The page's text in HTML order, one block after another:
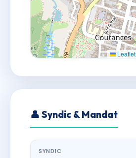
Leaflet
👤 Syndic & Mandat
SYNDIC